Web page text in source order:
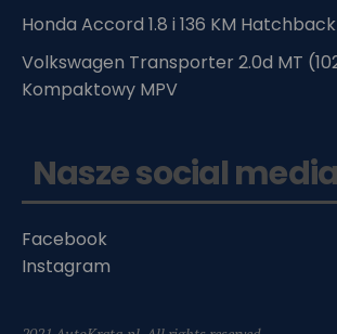
Honda Accord 1.8 i 136 KM Hatchback
Volkswagen Transporter 2.0d MT
Kompaktowy MPV
Nasze social
Facebook
Instagram